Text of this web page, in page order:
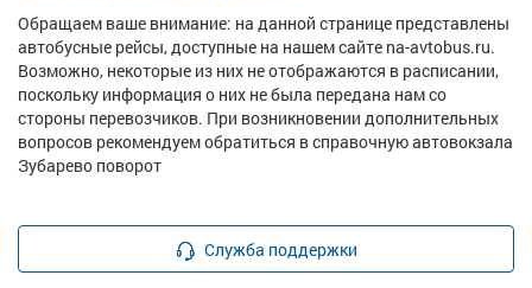
Обращаем ваше внимание: на данной странице представлены
автобусные рейсы, доступные на нашем сайте na-avtobus.ru.
Возможно, некоторые из них не отображаются в расписании,
поскольку информация о них не была передана нам со
стороны перевозчиков. При возникновении дополнительных
вопросов рекомендуем обратиться в справочную автовокзала
Зубарево поворот
Служба поддержки